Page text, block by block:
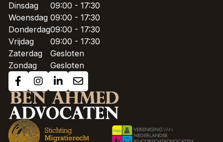
Dinsdag
Woensdag
Donderdag
Vrijdag
Zaterdag
Zondag
09:00 - 17:30
09:00 - 17:30
09:00 - 17:30
09:00 - 17:30
Gesloten
Gesloten